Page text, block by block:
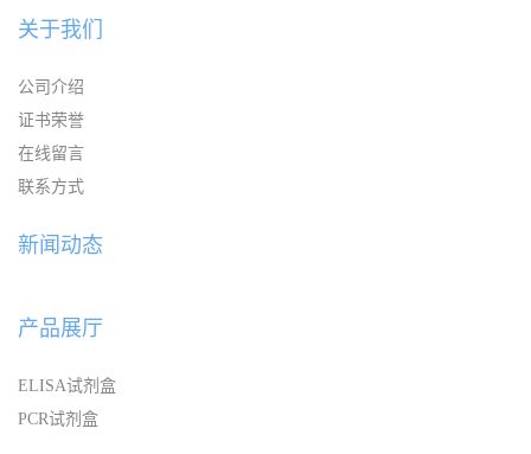
关于我们
公司介绍
证书荣誉
在线留言
联系方式
新闻动态
产品展厅
ELISA试剂盒
PCR试剂盒